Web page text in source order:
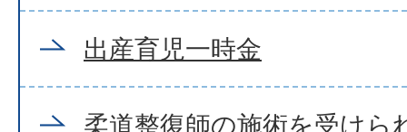
出産育児一時金
柔道整復師の施術を受けら